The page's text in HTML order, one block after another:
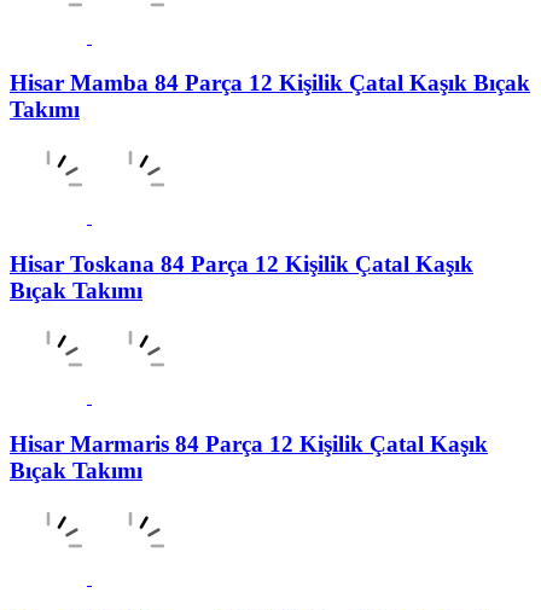
Hisar Mamba 84 Parça 12 Kişilik Çatal Kaşık Bıçak
Takımı
Hisar Toskana 84 Parça 12 Kişilik Çatal Kaşık
Bıçak Takımı
Hisar Marmaris 84 Parça 12 Kişilik Çatal Kaşık
Bıçak Takımı